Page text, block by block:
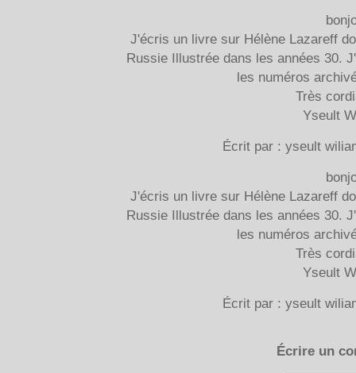
J'écris un livre sur Hélène Lazareff
Russie Illustrée dans les années 30.
les numéros
Très
Yseult
Écrit par : yseult
J'écris un livre sur Hélène Lazareff
Russie Illustrée dans les années 30.
les numéros
Très
Yseult
Écrit par : yseult
Écrire un